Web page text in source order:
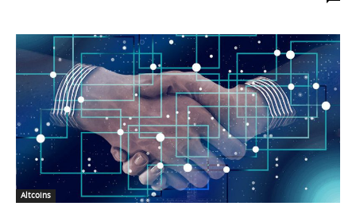
Altcoins